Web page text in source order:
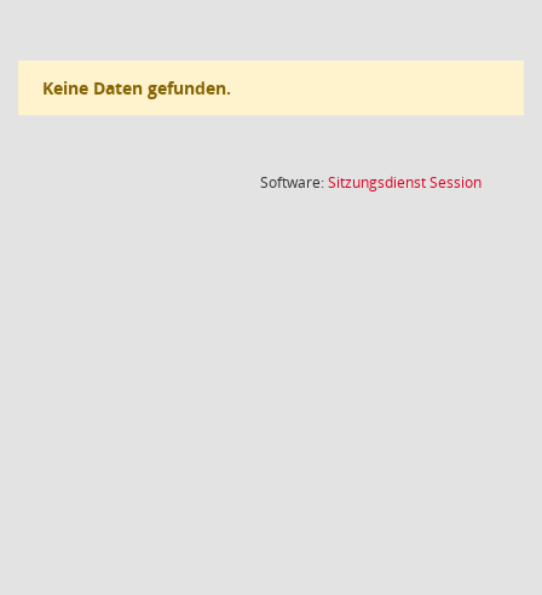
Keine Daten gefunden.
Software:SitzungsdienstSession(Wird in